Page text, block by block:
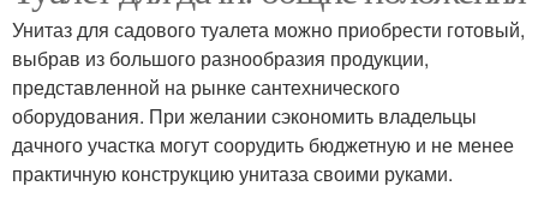
Унитаз для садового туалета можно приобрести готовый,
выбрав из большого разнообразия продукции,
представленной на рынке сантехнического
оборудования. При желании сэкономить владельцы
дачного участка могут соорудить бюджетную и не менее
практичную конструкцию унитаза своими руками.